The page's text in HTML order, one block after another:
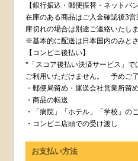
【銀行振込・郵便振替・ネットバ
在庫のある商品はご入金確認後3
庫切れの場合は別途ご連絡いたしま
※基本的に配送は日本国内のみと
【コンビニ後払い】
*「スコア後払い決済サービス」で
ご利用いただけません。 予めご了
・郵便局留め・運送会社営業所留
・商品の転送
・「病院」「ホテル」「学校」の
・コンビニ店頭での受け渡し
お支払い方法